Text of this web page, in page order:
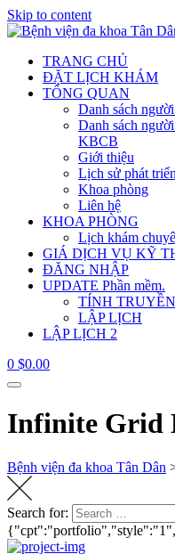
Skip to content
TRANG CHỦ
ĐẶT LỊCH KHÁM
TỔNG QUAN
Danh sách
Danh sách
KBCB
Giới thiệu
Lịch sử phát triển
Khoa phòng
Liên hệ
KHOA PHÒNG
Lịch khám
GIÁ DỊCH VỤ KỸ
ĐĂNG NHẬP
UPDATE Phần mềm.
TÍNH
LẬP LỊCH
LẬP LỊCH 2
0 $0.00
Infinite Grid
Bệnh viện đa khoa Tân Dân
Search for: